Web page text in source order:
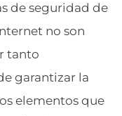
de seguridad de
no son
tanto
garantizar la
elementos que